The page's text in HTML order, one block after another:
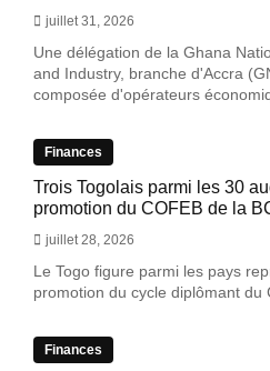
juillet 31, 2026
Une délégation de la Ghana
and Industry, branche d'Accra
composée d'opérateurs
Finances
Trois Togolais parmi les 30
promotion du COFEB de la
juillet 28, 2026
Le Togo figure parmi les pays
promotion du cycle diplômant du
Finances